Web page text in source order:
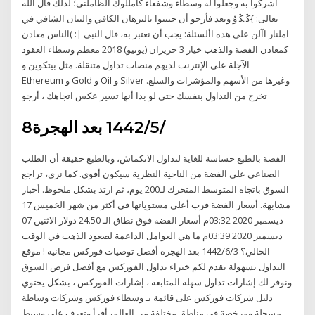
أشركوا به وجعلوا له وسطاء وشفعاء كامللوك الظاملني؛ لذلك قال الله
تعالى: }ﯕ ﯖ ﯗ وبعد فأرجو أن جتيبوا بالبرهان الكافي والبيان الشافي في
املنار اآلن على هذه األسئلة: يجب أن نعتبر به، قال النبي |: )الناس معادن
كمعادن الفضة والذهب خيار 3 حزيران (يونيو) 2018 معظم وسطاء العقود
الآجلة على الإنترنت لديهم منصات تداول متنقلة. مثل بيتكوين و
Ethereum و Gold و Oil و Silver وغيرها من الأسهم والمؤشرات والسلع.
تخرج من التداول بنفسك حتى لو بدا أنها تسير عكس اتجاهك ، أرجو
8‏‏/5‏‏/1442 بعد الهجرة
الفضة بالطبع حساسة للغاية لتداول الانكماش، وبالطبع حقيقة أن الطلب
الصناعي على الفضة من الناحية النظرية سيكون أقوى. كما نرى، تراجع
السوق باتجاه المتوسط المتحرك لـ200 يوم، ثم ارتد بشكل ملحوظ. أخبار
مشابهة. أسعار الفضة قرب أعلى مستوياتها في أكثر من شهر الخميس 17
ديسمبر 2020 03:32م أسعار الفضة فوق نطاق الـ 24.50 دولار الاثنين 07
ديسمبر 2020 03:39م ما هي العوامل الداعمة لصعود الذهب في الوقت
الحالي؟ 3‏‏/6‏‏/1442 بعد الهجرة أفضل توصيات فوركس مجانية ! موقع
التداول بسهولة يقدم لكم خبراء تداول الفوركس مع أفضل فرص السوق
ونوفر لك إشارات تداول سهلة المتابعة ، إشارات الفوركس ، بشكل يحتوي
دليل شركات فوركس على قائمة بـ وسطاء فوركس وشركات وساطة